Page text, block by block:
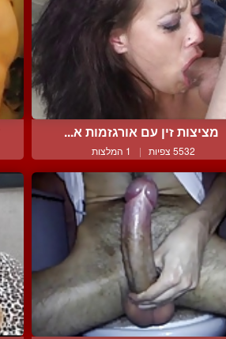
מציצות זין עם אורגזמות א...
5532 צפיות | 1 המלצות